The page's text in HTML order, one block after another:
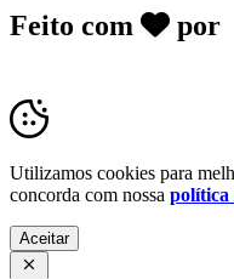
Feito com por
Utilizamos cookies para
concorda com nossa política
Aceitar